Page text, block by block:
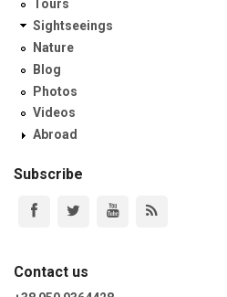
Tours
Sightseeings
Nature
Blog
Photos
Videos
Abroad
Subscribe
Contact us